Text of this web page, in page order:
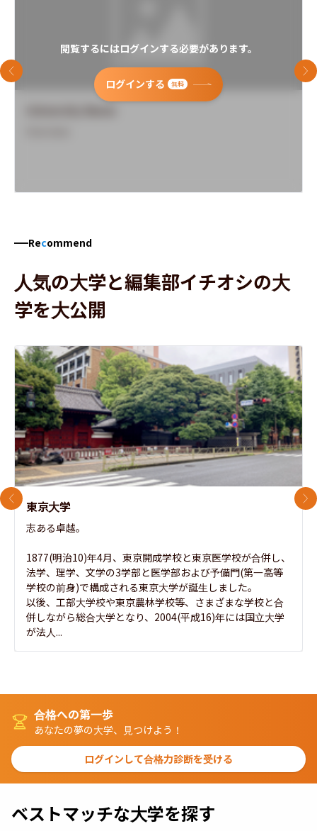
閲覧するにはログインする必要があります。
ログインする 無料
前のスライド 次
Recommend
人気の大学と編集部イチオシの大
学を大公開
東京大学
志ある卓越。
1877(明治10)年4月、東京開成学校と東京医学校が合併し、
法学、理学、文学の3学部と医学部および予備門(第一高等
学校の前身)で構成される東京大学が誕生しました。
以後、工部大学校や東京農林学校等、さまざまな学校と合
併しながら総合大学となり、2004(平成16)年には国立大学
が法人...
前のスライド 次
合格への第一歩
あなたの夢の大学、見つけよう！
ログインして合格力診断を受ける
ベストマッチな大学を探す